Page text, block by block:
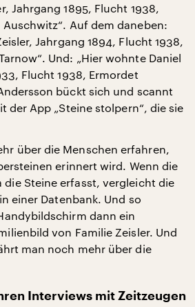
Jahrgang 1895, Flucht 1938,
Auschwitz“. Auf dem daneben:
Jahrgang 1894, Flucht 1938,
Und: „Hier wohnte Daniel
Flucht 1938, Ermordet
bückt sich und scannt
der App „Steine stolpern“, die sie
über die Menschen erfahren,
erinnert wird. Wenn die
die Steine erfasst, vergleicht die
einer Datenbank. Und so
dann ein
von Familie Zeisler. Und
man noch mehr über die
Interviews mit Zeitzeugen